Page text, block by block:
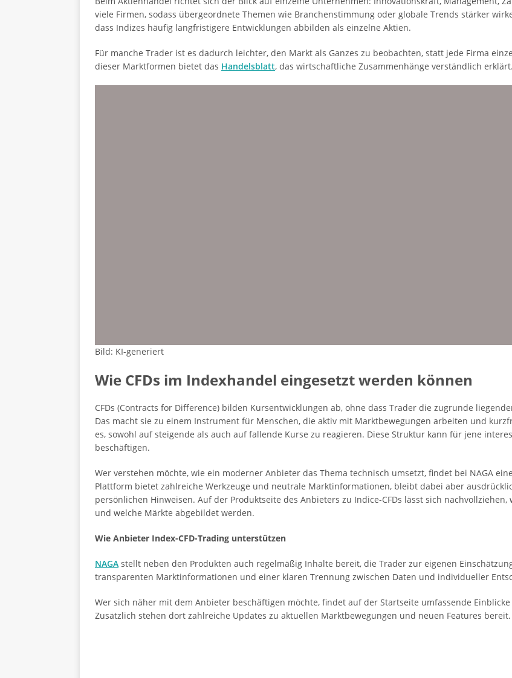
viele Firmen, sodass übergeordnete Themen wie Branchenstimmung oder globale Trends stärker
dass Indizes häufig langfristigere Entwicklungen abbilden als einzelne Aktien.
Für manche Trader ist es dadurch leichter, den Markt als Ganzes zu beobachten, statt jede Firma
dieser Marktformen bietet das Handelsblatt, das wirtschaftliche Zusammenhänge verständlich erklärt.
Bild: KI-generiert
Wie CFDs im Indexhandel eingesetzt werden können
CFDs (Contracts for Difference) bilden Kursentwicklungen ab, ohne dass Trader die zugrunde
Das macht sie zu einem Instrument für Menschen, die aktiv mit Marktbewegungen arbeiten und
es, sowohl auf steigende als auch auf fallende Kurse zu reagieren. Diese Struktur kann für jene
beschäftigen.
Wer verstehen möchte, wie ein moderner Anbieter das Thema technisch umsetzt, findet bei NAGA
Plattform bietet zahlreiche Werkzeuge und neutrale Marktinformationen, bleibt dabei aber
persönlichen Hinweisen. Auf der Produktseite des Anbieters zu Indice-CFDs lässt sich
und welche Märkte abgebildet werden.
Wie Anbieter Index-CFD-Trading unterstützen
NAGA stellt neben den Produkten auch regelmäßig Inhalte bereit, die Trader zur eigenen
transparenten Marktinformationen und einer klaren Trennung zwischen Daten und individueller
Wer sich näher mit dem Anbieter beschäftigen möchte, findet auf der Startseite umfassende
Zusätzlich stehen dort zahlreiche Updates zu aktuellen Marktbewegungen und neuen Features bereit.